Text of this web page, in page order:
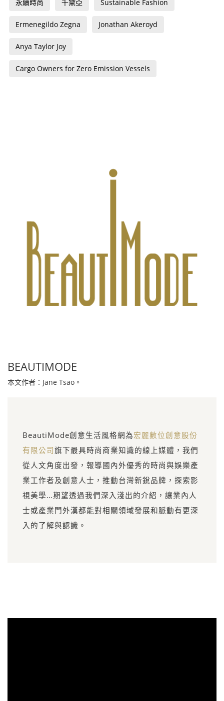
永續時尚 千黛亞 Sustainable Fashion
Ermenegildo Zegna Jonathan Akeroyd
Anya Taylor Joy
Cargo Owners for Zero Emission Vessels
BEAUTIMODE
本文作者：Jane Tsao。
BeautiMode創意生活風格網為宏麗數位創意股份
有限公司旗下最具時尚商業知識的線上媒體，我們
從人文角度出發，報導國內外優秀的時尚與娛樂產
業工作者及創意人士，推動台灣新銳品牌，探索影
視美學…期望透過我們深入淺出的介紹，讓業內人
士或產業門外漢都能對相關領域發展和脈動有更深
入的了解與認識。